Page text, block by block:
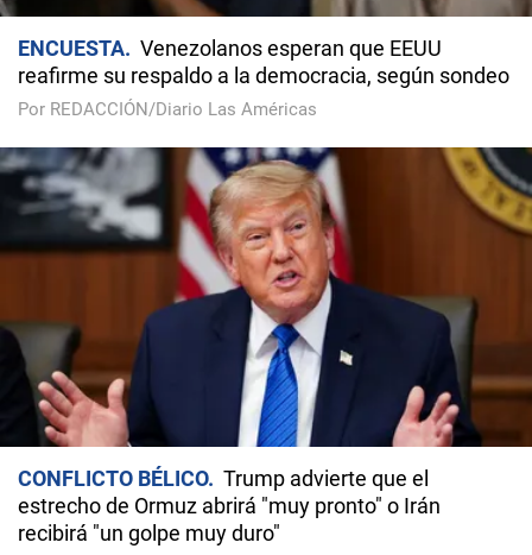
ENCUESTA
Venezolanos esperan que EEUU
reafirme su respaldo a la democracia, según sondeo
Por REDACCIÓN/Diario Las Américas
CONFLICTO BÉLICO
Trump advierte que el
estrecho de Ormuz abrirá "muy pronto" o Irán
recibirá "un golpe muy duro"